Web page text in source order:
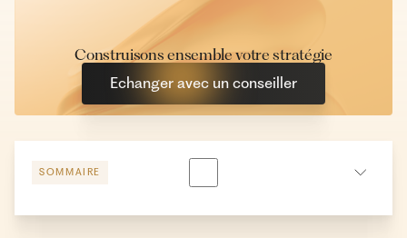
Construisons ensemble votre stratégie
Echanger avec un conseiller
SOMMAIRE